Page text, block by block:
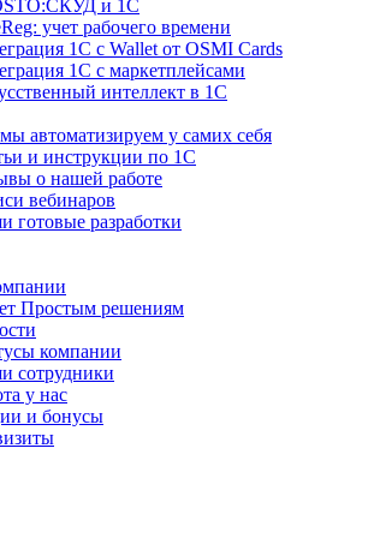
и 1С
учет рабочего времени
1С с Wallet от OSMI Cards
1С с маркетплейсами
интеллект в 1С
автоматизируем у самих себя
и инструкции по 1С
о нашей работе
вебинаров
готовые разработки
Простым решениям
компании
сотрудники
у нас
и бонусы